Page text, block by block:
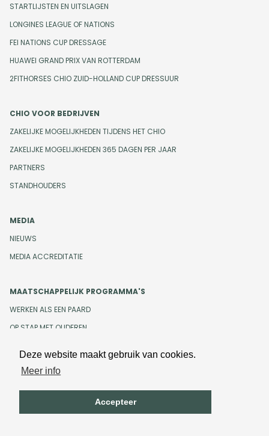
Deze website maakt gebruik van cookies.
Meer info
Accepteer
STARTLIJSTEN EN UITSLAGEN
LONGINES LEAGUE OF NATIONS
FEI NATIONS CUP DRESSAGE
HUAWEI GRAND PRIX VAN ROTTERDAM
2FITHORSES CHIO ZUID-HOLLAND CUP DRESSUUR
CHIO VOOR BEDRIJVEN
ZAKELIJKE MOGELIJKHEDEN TIJDENS HET CHIO
ZAKELIJKE MOGELIJKHEDEN 365 DAGEN PER JAAR
PARTNERS
STANDHOUDERS
MEDIA
NIEUWS
MEDIA ACCREDITATIE
MAATSCHAPPELIJK PROGRAMMA'S
WERKEN ALS EEN PAARD
OP STAP MET OUDEREN
Design en development door